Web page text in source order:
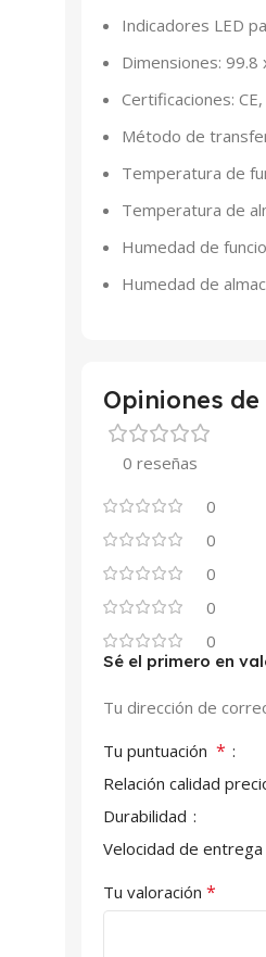
Indicadores LED
Dimensiones: 99.8
Certificaciones: CE,
Método de
Temperatura de
Temperatura de
Humedad de
Humedad de
Opiniones
0 reseñas
0
0
0
0
0
Sé el primero en
Tu dirección de
Tu puntuación *
Relación calidad
Durabilidad
Velocidad de entrega
Tu valoración *